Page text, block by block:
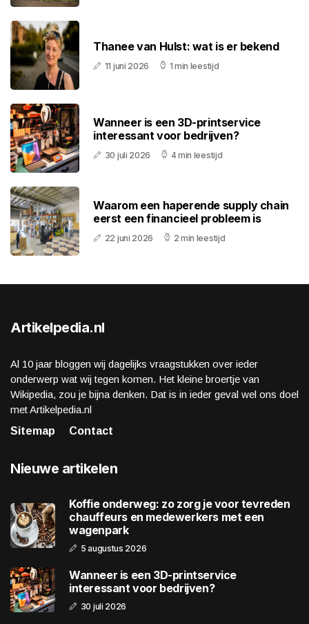
Thanee van Hulst: wat is er bekend
11 juni 2026 1 min leestijd
Wanneer is een 3D-printservice
interessant voor bedrijven?
30 juli 2026 4 min leestijd
Waarom een haperende supply chain
eerst een financieel probleem is
22 juni 2026 2 min leestijd
Artikelpedia.nl
Al 10 jaar bloggen wij dagelijks vraagstukken over ieder
onderwerp wat wij tegen komen. Het kleine broertje van
Wikipedia, zou je bijna denken. Dat is in ieder geval wel ons doel
met Artikelpedia.nl
Sitemap
Contact
Nieuwe artikelen
Koffie onderweg: zo zorg je voor tevreden
chauffeurs en medewerkers met een
wagenpark
5 augustus 2026
Wanneer is een 3D-printservice
interessant voor bedrijven?
30 juli 2026